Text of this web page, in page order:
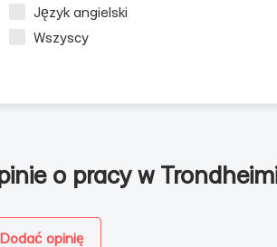
Język angielski
Wszyscy
o pracy w
Dodać opinię